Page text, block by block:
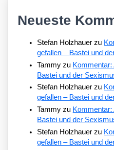
Neueste
Stefan Holzhauer zu
gefallen – Bastei und
Tammy zu Kommentar:
Bastei und der
Stefan Holzhauer zu
gefallen – Bastei und
Tammy zu Kommentar:
Bastei und der
Stefan Holzhauer zu
gefallen – Bastei und